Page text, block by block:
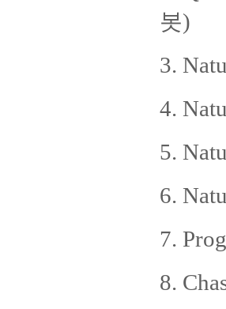
봇)
3.
4.
5.
6.
7.
8.